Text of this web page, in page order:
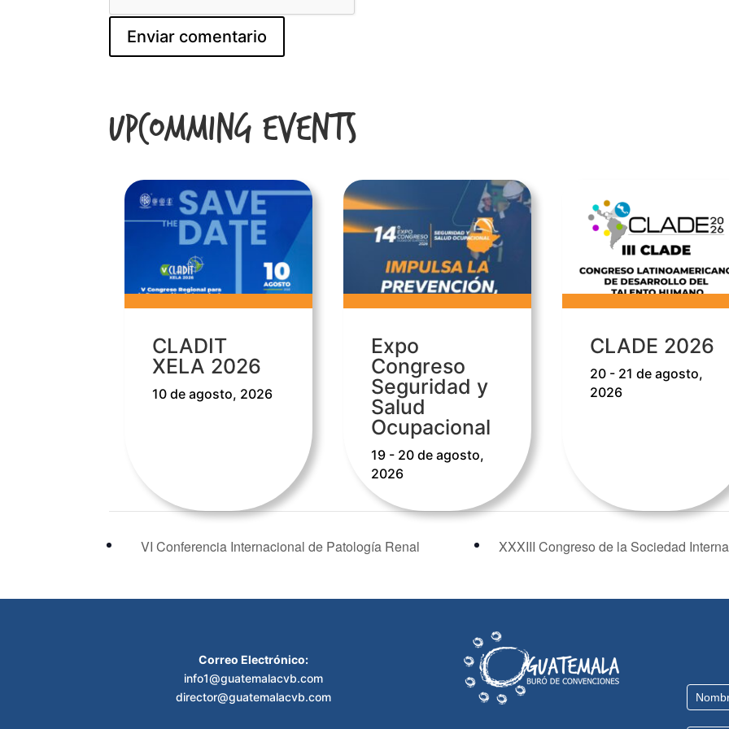
Upcomming Events
CLADIT
XELA 2026
10 de agosto, 2026
Expo
Congreso
Seguridad y
Salud
Ocupacional
19 - 20 de agosto,
2026
CLADE 2026
20 - 21 de agosto,
2026
VI Conferencia Internacional de Patología Renal XXXIII Congreso de la Sociedad
Correo Electrónico:
info1@guatemalacvb.com
director@guatemalacvb.com
Contact
Us